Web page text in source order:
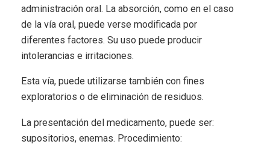
administración oral. La absorción, como en el caso
de la vía oral, puede verse modificada por
diferentes factores. Su uso puede producir
intolerancias e irritaciones.
Esta vía, puede utilizarse también con fines
exploratorios o de eliminación de residuos.
La presentación del medicamento, puede ser:
supositorios, enemas. Procedimiento: